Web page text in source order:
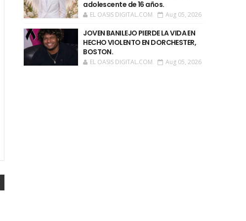
adolescente de 16 años.
EL OASIS DIGITAL.COM Aug 05, 2026
JOVEN BANILEJO PIERDE LA VIDA EN
HECHO VIOLENTO EN DORCHESTER,
BOSTON.
EL OASIS DIGITAL.COM Aug 05, 2026